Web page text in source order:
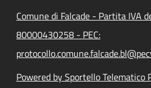
Comune di Falcade - Partita IVA
80000430258 - PEC:
Powered by Sportello Telematico